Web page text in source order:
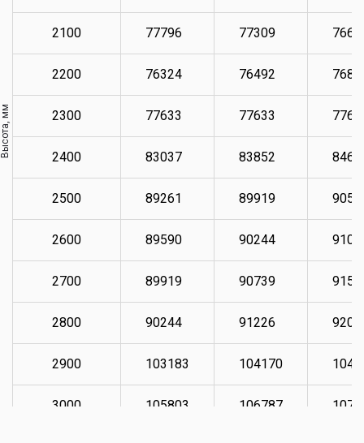
Высота, мм
2100 77796 77309
2200 76324 76492
2300 77633 77633
2400 83037 83852
2500 89261 89919
2600 89590 90244
2700 89919 90739
2800 90244 91226
2900 103183 104170
3000 105803 106787